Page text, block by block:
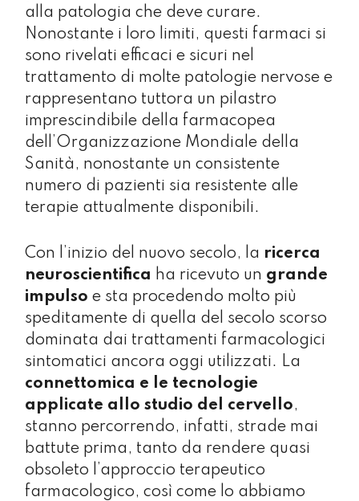
alla patologia che deve curare.
Nonostante i loro limiti, questi farmaci si
sono rivelati efficaci e sicuri nel
trattamento di molte patologie nervose e
rappresentano tuttora un pilastro
imprescindibile della farmacopea
dell’Organizzazione Mondiale della
Sanità, nonostante un consistente
numero di pazienti sia resistente alle
terapie attualmente disponibili.
Con l’inizio del nuovo secolo, la ricerca
neuroscientifica ha ricevuto un grande
impulso e sta procedendo molto più
speditamente di quella del secolo scorso
dominata dai trattamenti farmacologici
sintomatici ancora oggi utilizzati. La
connettomica e le tecnologie
applicate allo studio del cervello,
stanno percorrendo, infatti, strade mai
battute prima, tanto da rendere quasi
obsoleto l’approccio terapeutico
farmacologico, così come lo abbiamo